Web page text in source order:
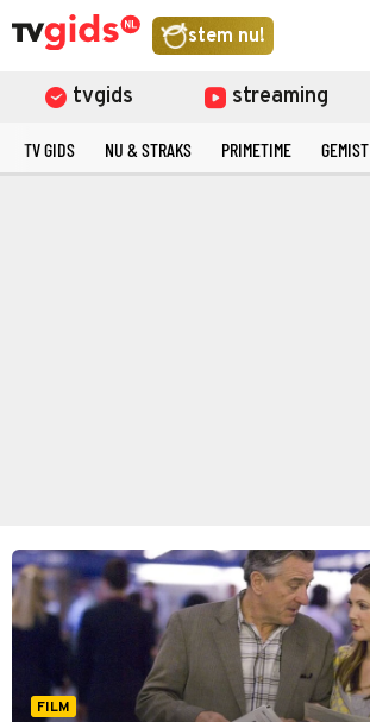
stem nu!
tvgids streaming
TV GIDS NU & STRAKS PRIMETIME GEMIST
FILM